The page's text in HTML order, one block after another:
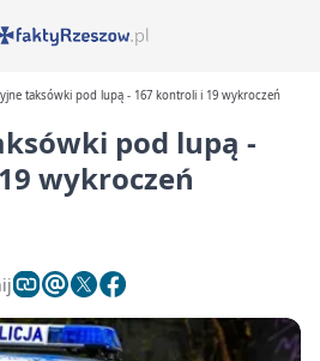
taksówki pod lupą - 167 kontroli i 19 wykroczeń
pod lupą -
wykroczeń